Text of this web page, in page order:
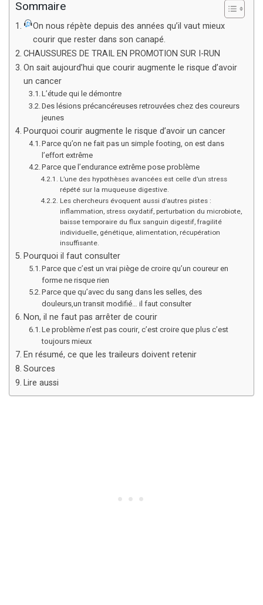
Sommaire
On nous répète depuis des années qu’il vaut mieux
courir que rester dans son canapé.
CHAUSSURES DE TRAIL EN PROMOTION SUR I-RUN
On sait aujourd’hui que courir augmente le risque d’avoir
un cancer
L’étude qui le démontre
Des lésions précancéreuses retrouvées chez des coureurs
jeunes
Pourquoi courir augmente le risque d’avoir un cancer
Parce qu’on ne fait pas un simple footing, on est dans
l’effort extrême
Parce que l’endurance extrême pose problème
L’une des hypothèses avancées est celle d’un stress
répété sur la muqueuse digestive.
Les chercheurs évoquent aussi d’autres pistes :
inflammation, stress oxydatif, perturbation du microbiote,
baisse temporaire du flux sanguin digestif, fragilité
individuelle, génétique, alimentation, récupération
insuffisante.
Pourquoi il faut consulter
Parce que c’est un vrai piège de croire qu’un coureur en
forme ne risque rien
Parce que qu’avec du sang dans les selles, des
douleurs,un transit modifié… il faut consulter
Non, il ne faut pas arrêter de courir
Le problème n’est pas courir, c’est croire que plus c’est
toujours mieux
En résumé, ce que les traileurs doivent retenir
Sources
Lire aussi